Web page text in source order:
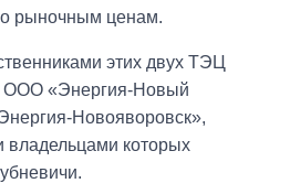
рыночным ценам.
этих двух ТЭЦ
«Энергия-Новый
Новояворовск»,
которых